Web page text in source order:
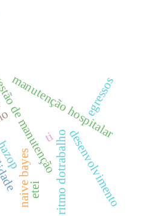
manutenção
manutenção hospitalar
ritmo dotrabalho
naive bayes desenvolvimento
etei
ti
egressos